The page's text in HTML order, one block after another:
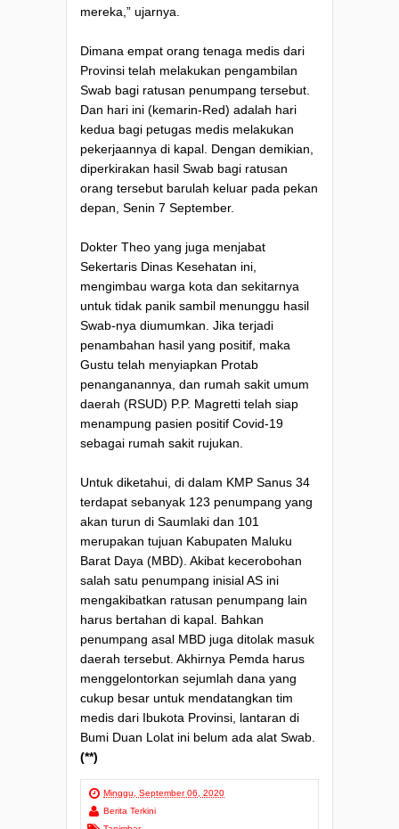
mereka,” ujarnya.
Dimana empat orang tenaga medis dari
Provinsi telah melakukan pengambilan
Swab bagi ratusan penumpang tersebut.
Dan hari ini (kemarin-Red) adalah hari
kedua bagi petugas medis melakukan
pekerjaannya di kapal. Dengan demikian,
diperkirakan hasil Swab bagi ratusan
orang tersebut barulah keluar pada pekan
depan, Senin 7 September.
Dokter Theo yang juga menjabat
Sekertaris Dinas Kesehatan ini,
mengimbau warga kota dan sekitarnya
untuk tidak panik sambil menunggu hasil
Swab-nya diumumkan. Jika terjadi
penambahan hasil yang positif, maka
Gustu telah menyiapkan Protab
penanganannya, dan rumah sakit umum
daerah (RSUD) P.P. Magretti telah siap
menampung pasien positif Covid-19
sebagai rumah sakit rujukan.
Untuk diketahui, di dalam KMP Sanus 34
terdapat sebanyak 123 penumpang yang
akan turun di Saumlaki dan 101
merupakan tujuan Kabupaten Maluku
Barat Daya (MBD). Akibat kecerobohan
salah satu penumpang inisial AS ini
mengakibatkan ratusan penumpang lain
harus bertahan di kapal. Bahkan
penumpang asal MBD juga ditolak masuk
daerah tersebut. Akhirnya Pemda harus
menggelontorkan sejumlah dana yang
cukup besar untuk mendatangkan tim
medis dari Ibukota Provinsi, lantaran di
Bumi Duan Lolat ini belum ada alat Swab.
(**)
Minggu, September 06, 2020
Berita Terkini